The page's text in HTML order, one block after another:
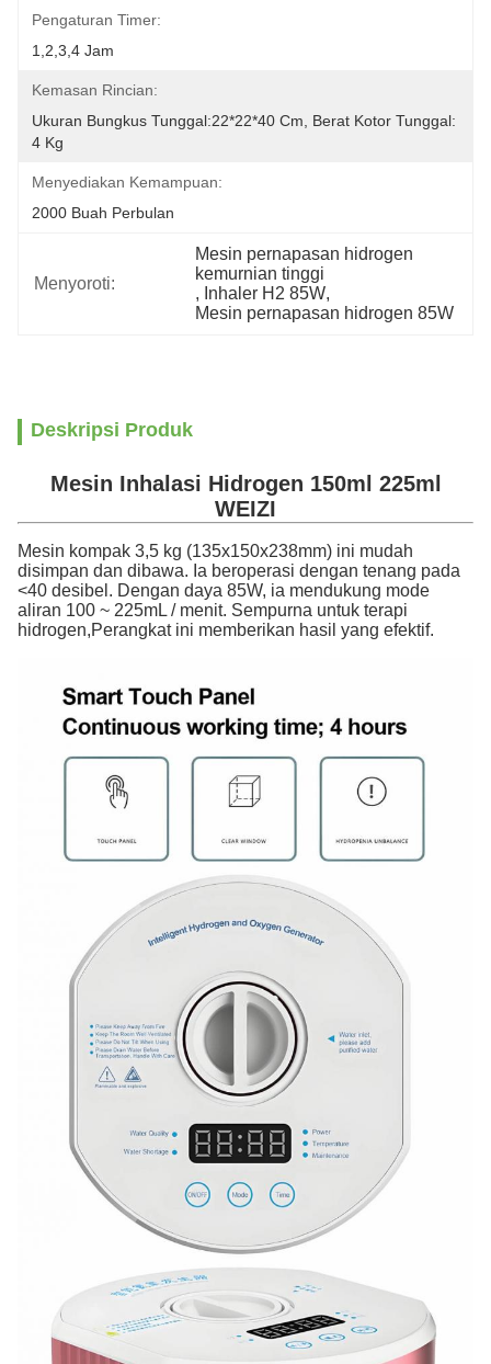
Pengaturan Timer:
1,2,3,4 Jam
Kemasan Rincian:
Ukuran Bungkus Tunggal:22*22*40 Cm, Berat Kotor Tunggal:
4 Kg
Menyediakan Kemampuan:
2000 Buah Perbulan
Menyoroti:
Mesin pernapasan hidrogen
kemurnian tinggi
, Inhaler H2 85W,
Mesin pernapasan hidrogen 85W
Deskripsi Produk
Mesin Inhalasi Hidrogen 150ml 225ml
WEIZI
Mesin kompak 3,5 kg (135x150x238mm) ini mudah
disimpan dan dibawa. Ia beroperasi dengan tenang pada
<40 desibel. Dengan daya 85W, ia mendukung mode
aliran 100 ~ 225mL / menit. Sempurna untuk terapi
hidrogen,Perangkat ini memberikan hasil yang efektif.